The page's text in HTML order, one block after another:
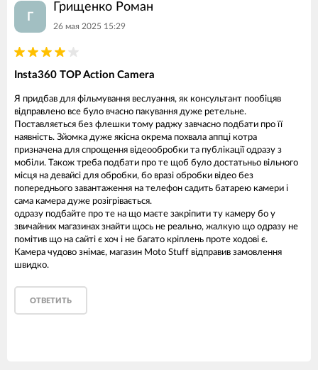
Г
Грищенко Роман
26 мая 2025 15:29
Insta360 TOP Action Camera
Я придбав для фільмування веслуання, як консультант пообіцяв
відправлено все було вчасно пакування дуже ретельне.
Поставляється без флешки тому раджу завчасно подбати про її
наявність. Зйомка дуже якісна окрема похвала аппці котра
призначена для спрощення відеообробки та публікації одразу з
мобіли. Також треба подбати про те щоб було достатьньо вільного
місця на девайсі для обробки, бо вразі обробки відео без
попереднього завантаження на телефон садить батарею камери і
сама камера дуже розігрівається.
одразу подбайте про те на що маєте закріпити ту камеру бо у
звичайних магазинах знайти щось не реально, жалкую що одразу не
помітив що на сайті є хоч і не багато кріплень проте ходові є.
Камера чудово знімає, магазин Moto Stuff відправив замовлення
швидко.
ОТВЕТИТЬ